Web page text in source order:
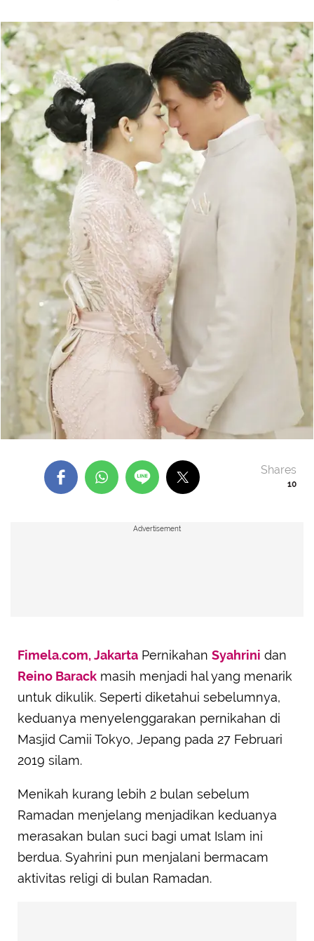
10
Shares
Advertisement
Fimela.com, Jakarta Pernikahan Syahrini dan
Reino Barack masih menjadi hal yang menarik
untuk dikulik. Seperti diketahui sebelumnya,
keduanya menyelenggarakan pernikahan di
Masjid Camii Tokyo, Jepang pada 27 Februari
2019 silam.
Menikah kurang lebih 2 bulan sebelum
Ramadan menjelang menjadikan keduanya
merasakan bulan suci bagi umat Islam ini
berdua. Syahrini pun menjalani bermacam
aktivitas religi di bulan Ramadan.